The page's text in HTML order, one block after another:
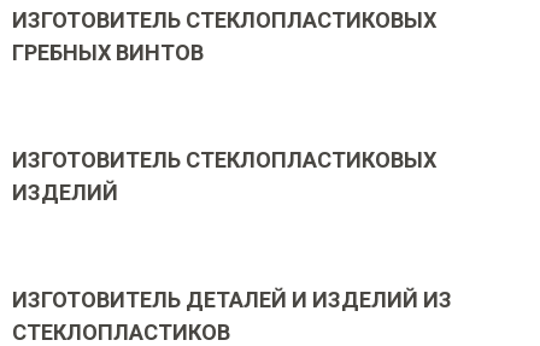
ИЗГОТОВИТЕЛЬ СТЕКЛОПЛАСТИКОВЫХ
ГРЕБНЫХ ВИНТОВ
ИЗГОТОВИТЕЛЬ СТЕКЛОПЛАСТИКОВЫХ
ИЗДЕЛИЙ
ИЗГОТОВИТЕЛЬ ДЕТАЛЕЙ И ИЗДЕЛИЙ ИЗ
СТЕКЛОПЛАСТИКОВ